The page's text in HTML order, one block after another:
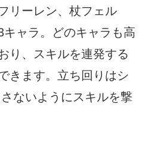
リーレン、杖フェル
ャラ。どのキャラも高
り、スキルを連発する
きます。立ち回りはシ
ないようにスキルを撃